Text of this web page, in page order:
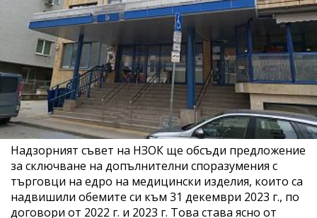
Надзорният съвет на НЗОК ще обсъди предложение
за сключване на допълнителни споразумения с
търговци на едро на медицински изделия, които са
надвишили обемите си към 31 декември 2023 г., по
договори от 2022 г. и 2023 г. Това става ясно от